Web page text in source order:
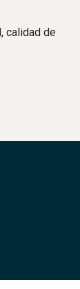
calidad de